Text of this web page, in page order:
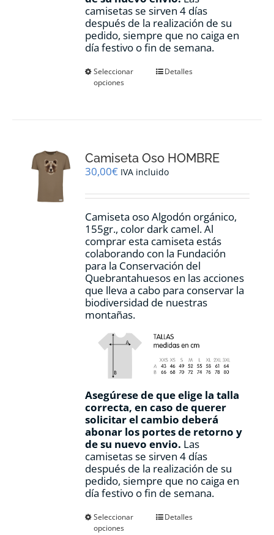
camisetas se sirven 4 días
después de la realización de su
pedido, siempre que no caiga en
día festivo o fin de semana.
Seleccionar
opciones
Este
se
pueden
en
página
de
producto
Detalles
Camiseta Oso HOMBRE
30,00€ IVA incluido
Camiseta oso Algodón orgánico,
155gr., color dark camel. Al
comprar esta camiseta estás
colaborando con la Fundación
para la Conservación del
Quebrantahuesos en las acciones
que lleva a cabo para conservar la
biodiversidad de nuestras
montañas.
Asegúrese de que elige la talla
correcta, en caso de querer
solicitar el cambio deberá
abonar los portes de retorno y
de su nuevo envio. Las
camisetas se sirven 4 días
después de la realización de su
pedido, siempre que no caiga en
día festivo o fin de semana.
Seleccionar
opciones
EsteDetalles